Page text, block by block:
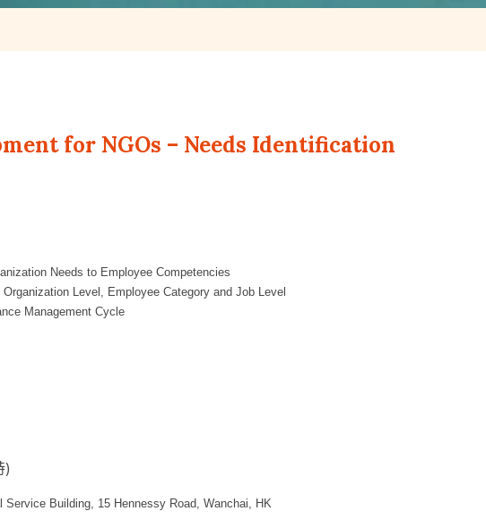
for NGOs – Needs Identification
Needs to Employee Competencies
Level, Employee Category and Job Level
Management Cycle
)
Service Building, 15 Hennessy Road, Wanchai, HK